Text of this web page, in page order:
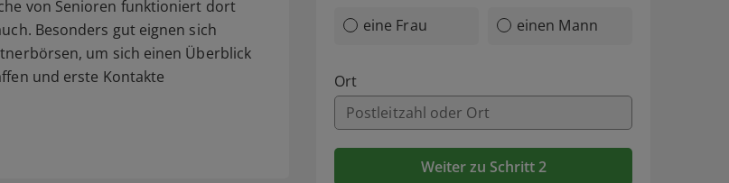
von Senioren funktioniert dort
Besonders gut eignen sich
um sich einen Überblick
und erste Kontakte